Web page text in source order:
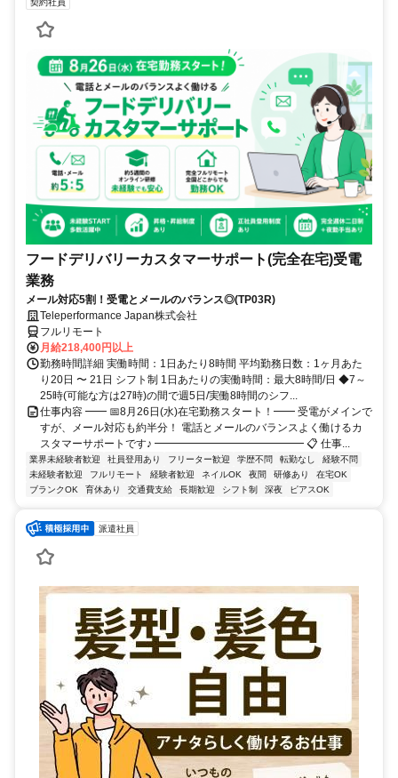
契約社員
フードデリバリーカスタマーサポート(完全在宅)受電
業務
メール対応5割！受電とメールのバランス◎(TP03R)
Teleperformance Japan株式会社
フルリモート
月給218,400円以上
勤務時間詳細 実働時間：1日あたり8時間 平均勤務日数：1ヶ月あた
り20日 〜 21日 シフト制 1日あたりの実働時間：最大8時間/日 ◆7～
25時(可能な方は27時)の間で週5日/実働8時間のシフ...
仕事内容 ━━ 📅8月26日(水)在宅勤務スタート！━━ 受電がメインで
すが、メール対応も約半分！ 電話とメールのバランスよく働けるカ
スタマーサポートです♪ ━━━━━━━━━━━━━━ 📋 仕事...
業界未経験者歓迎 社員登用あり フリーター歓迎 学歴不問 転勤なし
経験不問
未経験者歓迎
フルリモート 経験者歓迎 ネイルOK 夜間 研修あり
在宅OK
ブランクOK
育休あり 交通費支給 長期歓迎 シフト制 深夜 ピアスOK
派遣社員